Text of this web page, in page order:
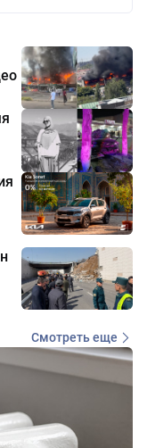
Смотреть еще